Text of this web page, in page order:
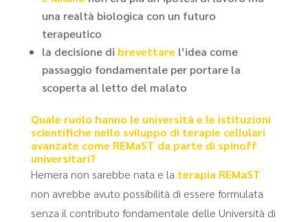
una realtà biologica con un futuro
terapeutico
la decisione di brevettare l’idea come
passaggio fondamentale per portare la
scoperta al letto del malato
Quale ruolo hanno le università e le istituzioni
scientifiche nello sviluppo di terapie cellulari
avanzate come REMaST da parte di spinoff
universitari?
Hemera non sarebbe nata e la terapia REMaST
non avrebbe avuto possibilità di essere formulata
senza il contributo fondamentale delle Università di